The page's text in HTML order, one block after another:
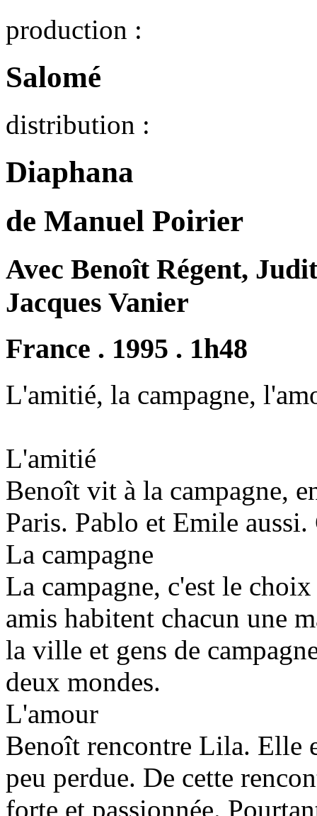
production :
Salomé
distribution :
Diaphana
de Manuel Poirier
Avec Benoît Régent,
Jacques Vanier
France . 1995 . 1h48
L'amitié, la campagne,
L'amitié
Benoît vit à la campagne,
Paris. Pablo et Emile
La campagne
La campagne, c'est le
amis habitent chacun une
la ville et gens de
deux mondes.
L'amour
Benoît rencontre Lila. Elle
peu perdue. De cette
forte et passionnée.